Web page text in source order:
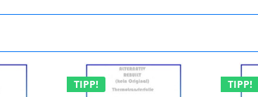
TIPP! TIPP!